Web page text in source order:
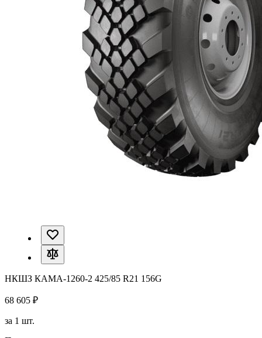
НКШЗ КАМА-1260-2 425/85 R21 156G
68 605 ₽
за 1 шт.